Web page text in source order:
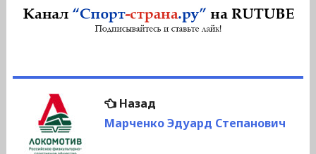
НавигацияНазадПредыдущая
запись:
Марченко Эдуард Степанович